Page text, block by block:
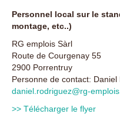
Personnel local sur le
montage, etc..)
RG emplois Sàrl
Route de Courgenay 55
2900 Porrentruy
Personne de contact:
daniel.rodriguez@rg-
>> Télécharger le flyer